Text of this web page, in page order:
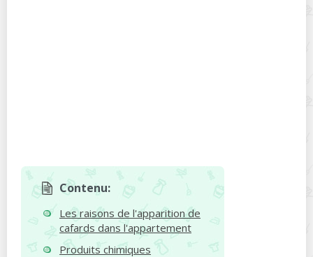
Contenu:
Les raisons de l'apparition de
cafards dans l'appartement
Produits chimiques